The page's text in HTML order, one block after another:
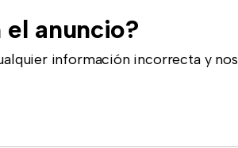
anuncio?
información incorrecta y nos